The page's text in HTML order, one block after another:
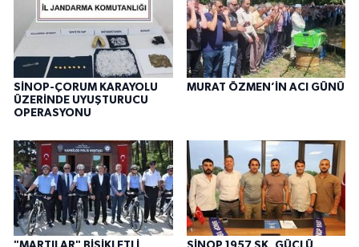
SİNOP-ÇORUM KARAYOLU
ÜZERİNDE UYUŞTURUCU
OPERASYONU
MURAT ÖZMEN’İN ACI GÜNÜ